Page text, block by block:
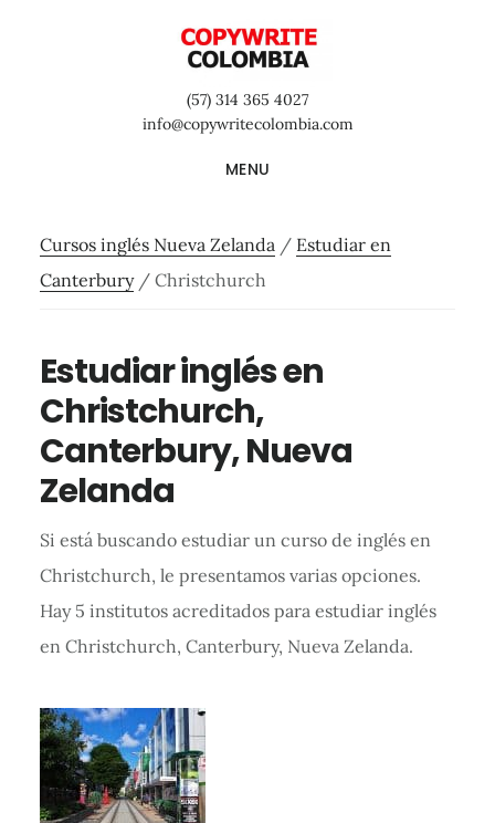
(57) 314 365 4027
info@copywritecolombia.com
MENU
Cursos inglés Nueva Zelanda / Estudiar en
Canterbury /Christchurch
Estudiar inglés en
Christchurch,
Canterbury, Nueva
Zelanda
Si está buscando estudiar un curso de inglés en
Christchurch, le presentamos varias opciones.
Hay 5 institutos acreditados para estudiar inglés
en Christchurch, Canterbury, Nueva Zelanda.